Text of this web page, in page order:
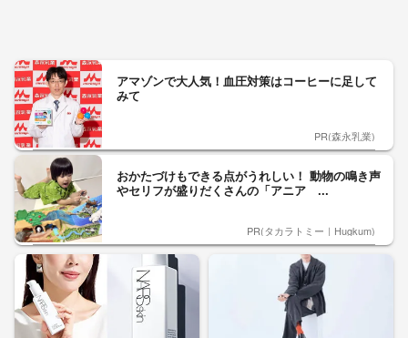
アマゾンで大人気！血圧対策はコーヒーに足して
みて
PR(森永乳業)
おかたづけもできる点がうれしい！ 動物の鳴き声
やセリフが盛りだくさんの「アニア ...
PR(タカラトミー｜Hugkum)